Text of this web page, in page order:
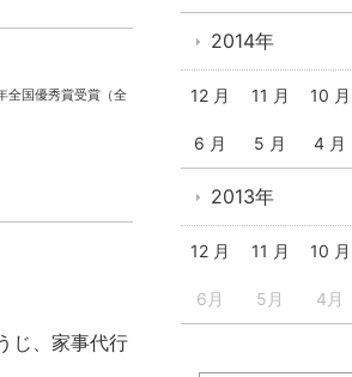
全国優秀賞受賞（全
じ、家事代行
2014年
12 月 11 月 10 月
6 月 5 月 4 月
2013年
12 月 11 月 10 月
6月 5月 4月